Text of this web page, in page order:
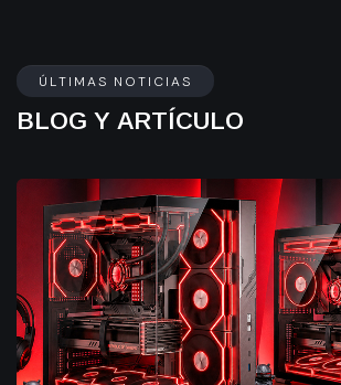
ÚLTIMAS NOTICIAS
BLOG Y ARTÍCULO